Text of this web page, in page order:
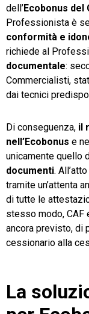
dell’Ecobonus del
Professionista è
conformità e
richiede al
documentale:
Commercialisti,
dai tecnici
Di conseguenza, il
nell’Ecobonus e
unicamente quello
documenti.
tramite un’attenta
di tutte le
stesso modo, CAF
ancora previsto, di
cessionario alla
La